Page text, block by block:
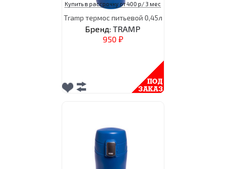
Купить в рассрочку от 400 р/ 3 мес
Tramp термос питьевой 0,45л
Бренд: TRAMP
950 ₽